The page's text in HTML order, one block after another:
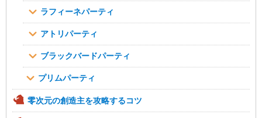
ラフィーネパーティ
アトリパーティ
ブラックバードパーティ
プリムパーティ
零次元の創造主を攻略するコツ